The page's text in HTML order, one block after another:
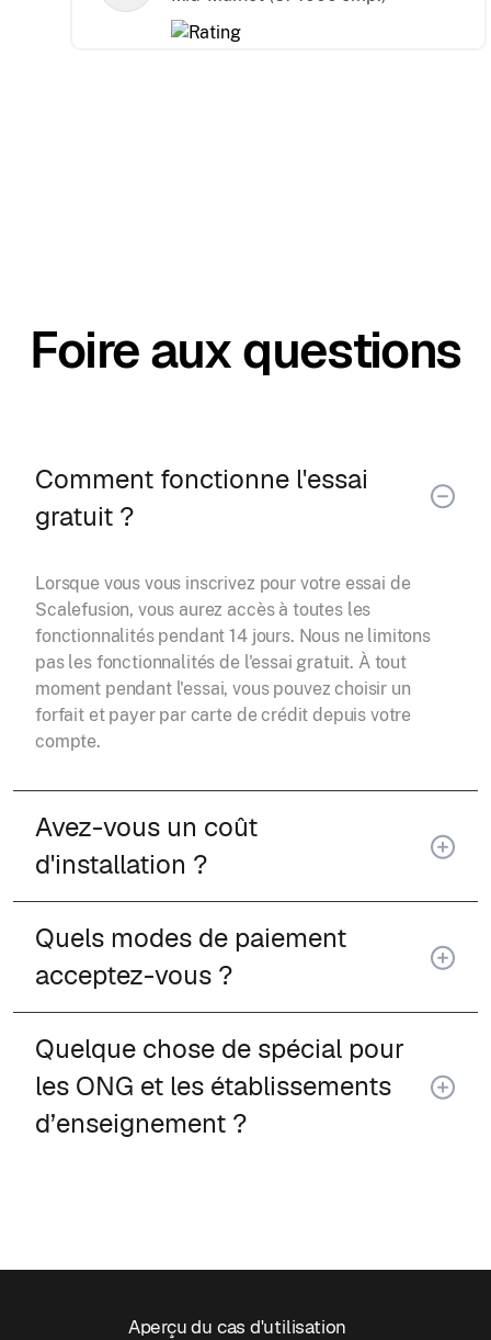
Foire aux questions
Comment fonctionne l'essai
gratuit ?
Lorsque vous vous inscrivez pour votre essai de
Scalefusion, vous aurez accès à toutes les
fonctionnalités pendant 14 jours. Nous ne limitons
pas les fonctionnalités de l'essai gratuit. À tout
moment pendant l'essai, vous pouvez choisir un
forfait et payer par carte de crédit depuis votre
compte.
Avez-vous un coût
d'installation ?
Quels modes de paiement
acceptez-vous ?
Quelque chose de spécial pour
les ONG et les établissements
d’enseignement ?
Aperçu du cas d'utilisation